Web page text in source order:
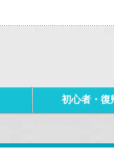
初心者・復